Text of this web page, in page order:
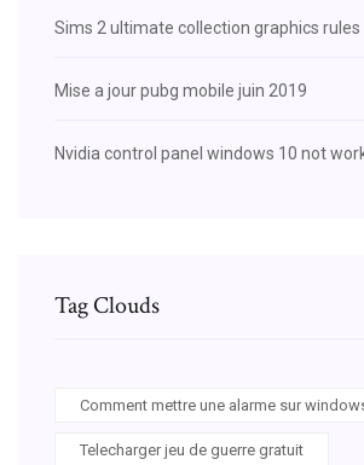
Sims 2 ultimate collection graphics rules
Mise a jour pubg mobile juin 2019
Nvidia control panel windows 10 not
Tag Clouds
Comment mettre une alarme sur
Telecharger jeu de guerre gratuit